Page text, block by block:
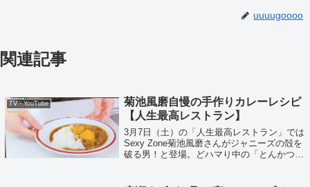
uuuugoooo
関連記事
TV・YouTube
菊池風磨自慢の手作りカレーレシピ
【人生最高レストラン】
3月7日（土）の「人生最高レストラン」では
Sexy Zone菊池風磨さんがジャニーズの殻を
破る男！と登場。どハマり中の「とんかつ」